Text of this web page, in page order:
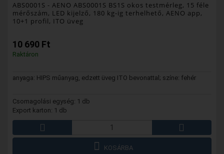
ABS0001S - AENO ABS0001S BS1S okos testmérleg, 15 féle
mérőszám, LED kijelző, 180 kg-ig terhelhető, AENO app,
10+1 profil, ITO üveg
10 690 Ft
Raktáron
anyaga: HIPS műanyag, edzett üveg ITO bevonattal; színe: fehér
Csomagolási egység: 1 db
Export karton: 1 db
KOSÁRBA